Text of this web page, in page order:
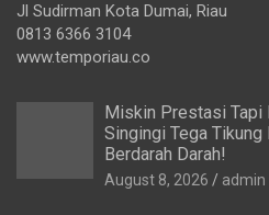
Jl Sudirman Kota Dumai, Riau
0813 6366 3104
www.temporiau.co
Miskin Prestasi Tapi
Singingi Tega Tikung
Berdarah Darah!
August 8, 2026 admin